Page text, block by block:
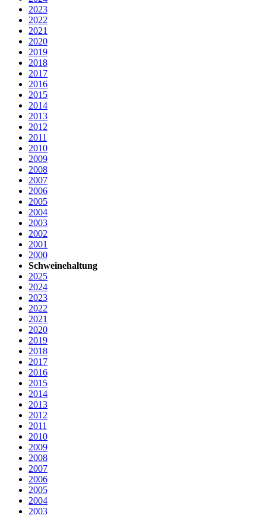
2023
2022
2021
2020
2019
2018
2017
2016
2015
2014
2013
2012
2011
2010
2009
2008
2007
2006
2005
2004
2003
2002
2001
2000
Schweinehaltung
2025
2024
2023
2022
2021
2020
2019
2018
2017
2016
2015
2014
2013
2012
2011
2010
2009
2008
2007
2006
2005
2004
2003